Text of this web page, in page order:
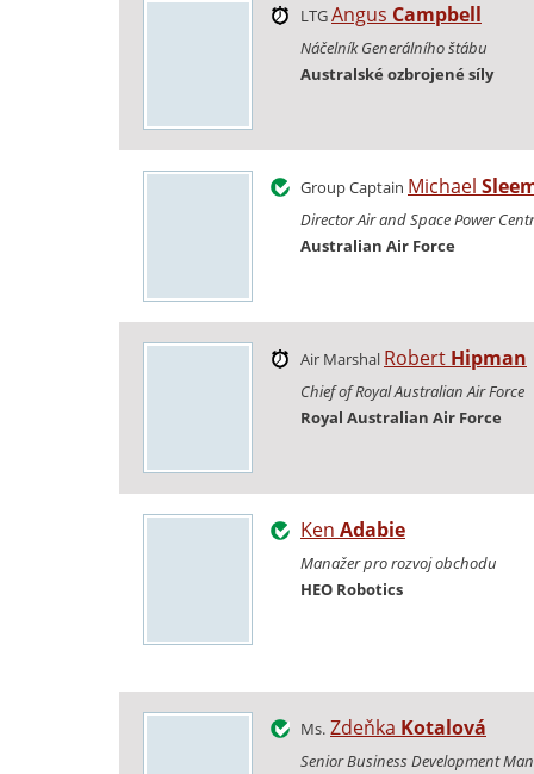
LTGAngus Campbell
Náčelník Generálního štábu
Australské ozbrojené síly
Group Captain Michael
Director Air and Space Power
Australian Air Force
Air Marshal Robert Hipman
Chief of Royal Australian Air Force
Royal Australian Air Force
Ken Adabie
Manažer pro rozvoj obchodu
HEO Robotics
Ms. Zdeňka Kotalová
Senior Business Development